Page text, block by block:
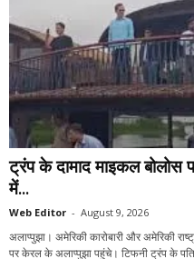
ट्रंप के दामाद माइकल
में...
Web Editor - August 9, 2026
अलाप्पुझा। अमेरिकी कारोबारी और अमेरिकी
पर केरल के अलाप्पुझा पहुंचे। टिफनी ट्रंप के पति